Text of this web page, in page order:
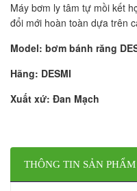
Máy bơm ly tâm tự mồi kết
đổi mới hoàn toàn dựa trên
Model: bơm bánh răng
Hãng: DESMI
Xuất xứ: Đan Mạch
THÔNG TIN SẢN PHẨM